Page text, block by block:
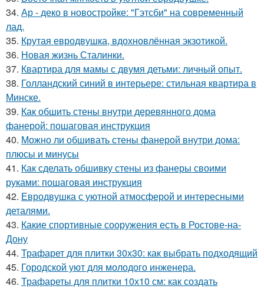
34. Ар - деко в новостройке: "Гэтсби" на современный
лад.
35. Крутая евродвушка, вдохновлённая экзотикой.
36. Новая жизнь Сталинки.
37. Квартира для мамы с двумя детьми: личный опыт.
38. Голландский синий в интерьере: стильная квартира в
Минске.
39. Как обшить стены внутри деревянного дома
фанерой: пошаговая инструкция
40. Можно ли обшивать стены фанерой внутри дома:
плюсы и минусы
41. Как сделать обшивку стены из фанеры своими
руками: пошаговая инструкция
42. Евродвушка с уютной атмосферой и интересными
деталями.
43. Какие спортивные сооружения есть в Ростове-на-
Дону
44. Трафарет для плитки 30х30: как выбрать подходящий
45. Городской уют для молодого инженера.
46. Трафареты для плитки 10х10 см: как создать